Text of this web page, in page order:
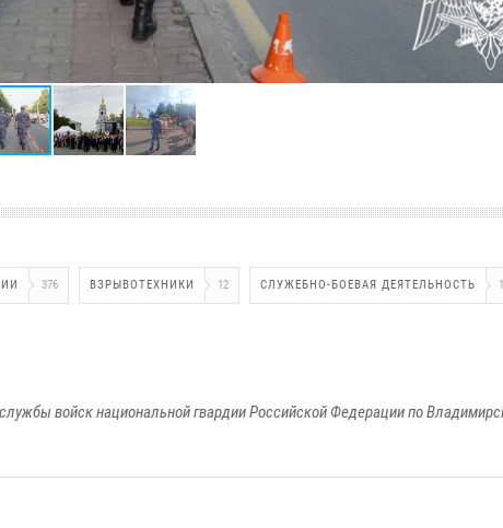
376 ВЗРЫВОТЕХНИКИ 12 СЛУЖЕБНО-БОЕВАЯ ДЕЯТЕЛЬНОСТЬ
войск национальной гвардии Российской Федерации по